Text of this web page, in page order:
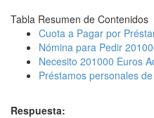
Tabla Resumen de Contenidos
Cuota a Pagar por
Nómina para Pedir
Necesito 201000 Euros
Préstamos personales
Respuesta: